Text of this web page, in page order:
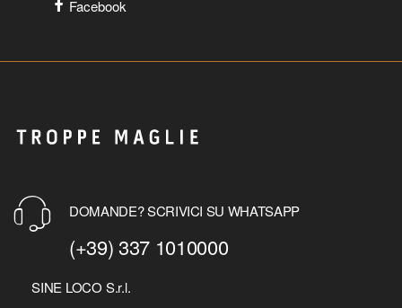
Facebook
DOMANDE? SCRIVICI SU WHATSAPP
(+39) 337 1010000
SINE LOCO S.r.l.